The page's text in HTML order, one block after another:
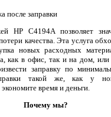
после заправки
HP C4194A позволяет
качества. Эта услуга
новых расходных
как в офис, так и на дом,
заправку по
такой же, как у
время и деньги.
Почему мы?